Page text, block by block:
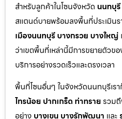
สำหรับลูกค้าในโซนจังหวัด นนทบุรี
สแตนด์บายพร้อมลงพื้นที่ประเมินร
เมืองนนทบุรี บางกรวย บางใหญ่
ว่าเขตพื้นที่เหล่านี้มีการขยายตัวข
บริการอย่างรวดเร็วและตรงเวลา
พื้นที่โซนอื่นๆ ในจังหวัดนนทบุรีเรา
ไทรน้อย ปากเกร็ด ท่าทราย รวม
อย่าง บางเขน บางรักพัฒนา และ